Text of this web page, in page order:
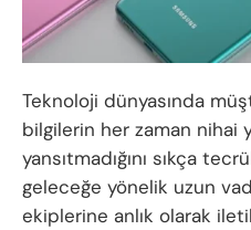
Teknoloji dünyasında
bilgilerin her zaman nihai
yansıtmadığını sıkça
geleceğe yönelik uzun
ekiplerine anlık olarak